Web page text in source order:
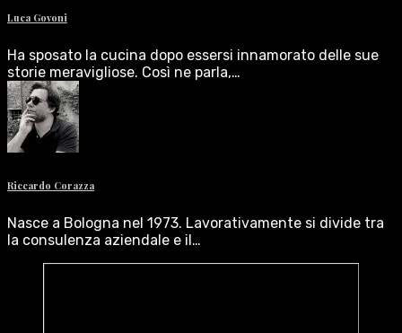
Luca Govoni
Ha sposato la cucina dopo essersi innamorato delle sue
storie meravigliose. Così ne parla,…
Riccardo Corazza
Nasce a Bologna nel 1973. Lavorativamente si divide tra
la consulenza aziendale e il…